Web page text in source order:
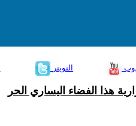
التويتر
هذا الفضاء اليساري الحر